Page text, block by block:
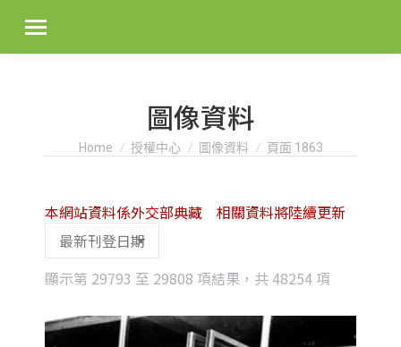
圖像資料
You are here:
Home 授權中心 圖像資料 頁面 1863
顯示第 29793 至 29808 項結果，共 48254 項
latest
本網站資料係外交部典藏 相關資料將陸續更新